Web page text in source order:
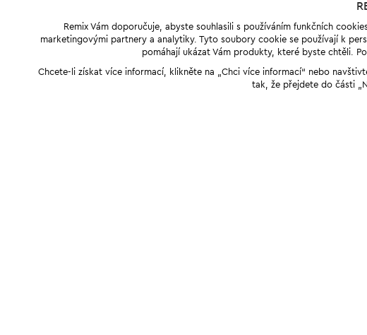
Remix Vám doporučuje, abyste souhlasili s používáním funkčních
marketingovými partnery a analytiky. Tyto soubory cookie se používají k
pomáhají ukázat Vám produkty, které byste chtěli.
Chcete-li získat více informací, klikněte na „Chci více informací“ nebo
tak, že přejdete do části